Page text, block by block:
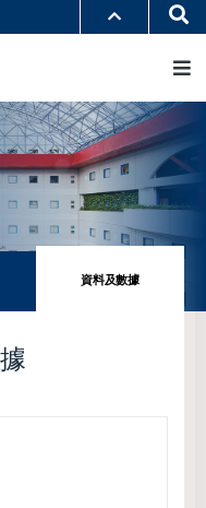
工作@科大
認識科大
資料及數據